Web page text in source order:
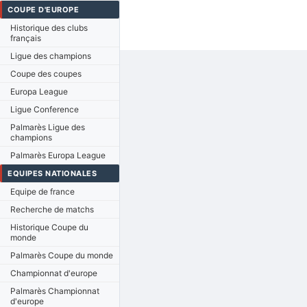
COUPE D'EUROPE
Historique des clubs
français
Ligue des champions
Coupe des coupes
Europa League
Ligue Conference
Palmarès Ligue des
champions
Palmarès Europa League
EQUIPES NATIONALES
Equipe de france
Recherche de matchs
Historique Coupe du
monde
Palmarès Coupe du monde
Championnat d'europe
Palmarès Championnat
d'europe